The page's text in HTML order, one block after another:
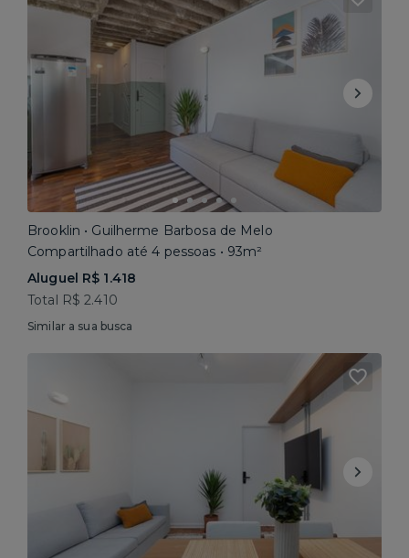
Brooklin • Guilherme Barbosa de Melo
Compartilhado até 4 pessoas • 93m²
Aluguel R$ 1.418
Total R$ 2.410
Similar a sua busca